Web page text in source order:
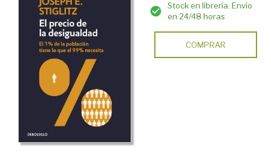
Stock en librería. Envío
en 24/48 horas
COMPRAR